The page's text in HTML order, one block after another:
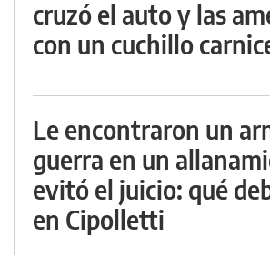
cruzó el auto y las
con un cuchillo
Le encontraron un
guerra en un
evitó el juicio: qué
en Cipolletti